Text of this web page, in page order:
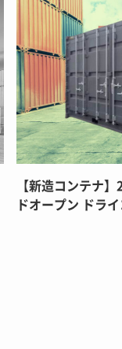
【新造コンテナ
ドオープン ドラ